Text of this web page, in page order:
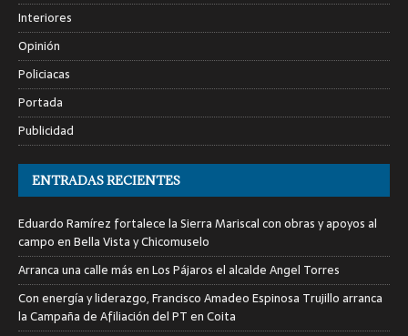
Interiores
Opinión
Policiacas
Portada
Publicidad
ENTRADAS RECIENTES
Eduardo Ramírez fortalece la Sierra Mariscal con obras y apoyos al
campo en Bella Vista y Chicomuselo
Arranca una calle más en Los Pájaros el alcalde Angel Torres
Con energía y liderazgo, Francisco Amadeo Espinosa Trujillo arranca
la Campaña de Afiliación del PT en Coita